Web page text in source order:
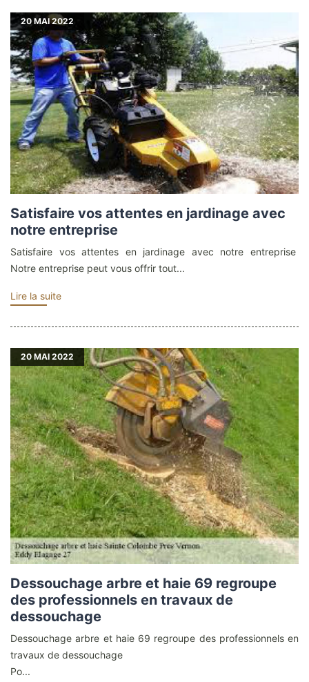
20 MAI 2022
Satisfaire vos attentes en jardinage avec
notre entreprise
Satisfaire vos attentes en jardinage avec notre entreprise
Notre entreprise peut vous offrir tout...
Lire la suite
20 MAI 2022
Dessouchage arbre et haie 69 regroupe
des professionnels en travaux de
dessouchage
Dessouchage arbre et haie 69 regroupe des professionnels en
travaux de dessouchage
Po...